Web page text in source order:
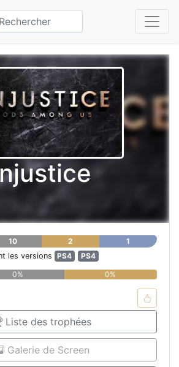
10 2
1
les versions PS4
PS4
0%
0%
Liste des trophées
Galerie de Screen